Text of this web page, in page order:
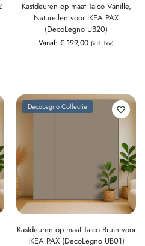
Kastdeuren op maat Talco Vanille,
Naturellen voor IKEA PAX
(DecoLegno UB20)
Vanaf: € 199,00 (incl. btw)
DecoLegno Collectie
Kastdeuren op maat Talco Bruin voor
IKEA PAX (DecoLegno UB01)